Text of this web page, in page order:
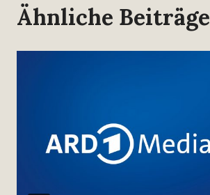
Ähnliche Beiträge